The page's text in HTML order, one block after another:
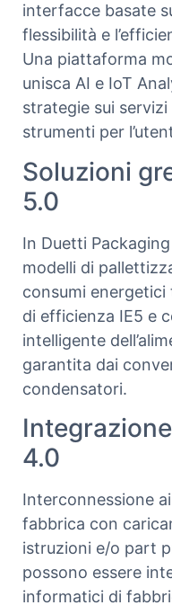
interfacce basate
flessibilità e
Una piattaforma
unisca AI e IoT
strategie sui
strumenti per
Soluzioni
5.0
In Duetti
modelli di
consumi
di efficienza IE5 e
intelligente
garantita dai
condensatori.
4.0
Interconnessione
fabbrica con
istruzioni e/o part
possono essere
informatici di